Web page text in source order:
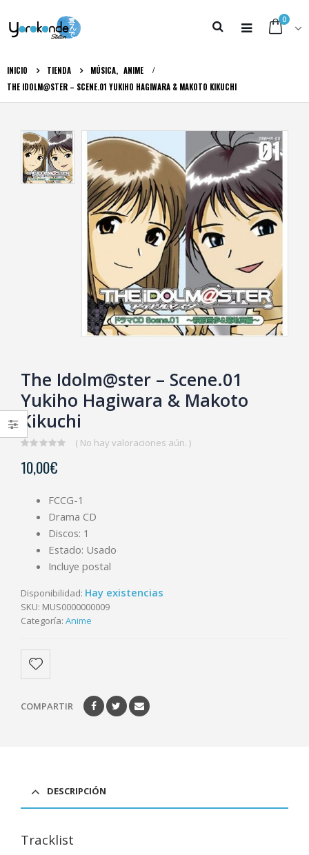
0
INICIO TIENDA MÚSICA, ANIME
THE IDOLM@STER – SCENE.01 YUKIHO HAGIWARA & MAKOTO KIKUCHI
The Idolm@ster – Scene.01
Yukiho Hagiwara & Makoto
Kikuchi
out
of
( No hay valoraciones aún. )
10,00€
FCCG-1
Drama CD
Discos: 1
Estado: Usado
Incluye postal
Disponibilidad: Hay existencias
SKU: MUS0000000009
Categoría: Anime
COMPARTIR
DESCRIPCIÓN
Tracklist